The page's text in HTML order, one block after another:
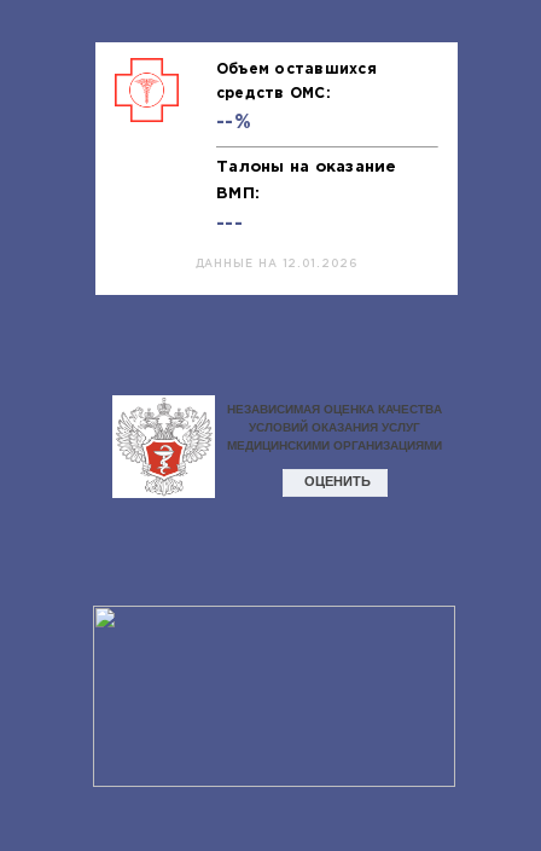
Объем оставшихся
средств ОМС:
--%
Талоны на оказание
ВМП:
---
ДАННЫЕ НА 12.01.2026